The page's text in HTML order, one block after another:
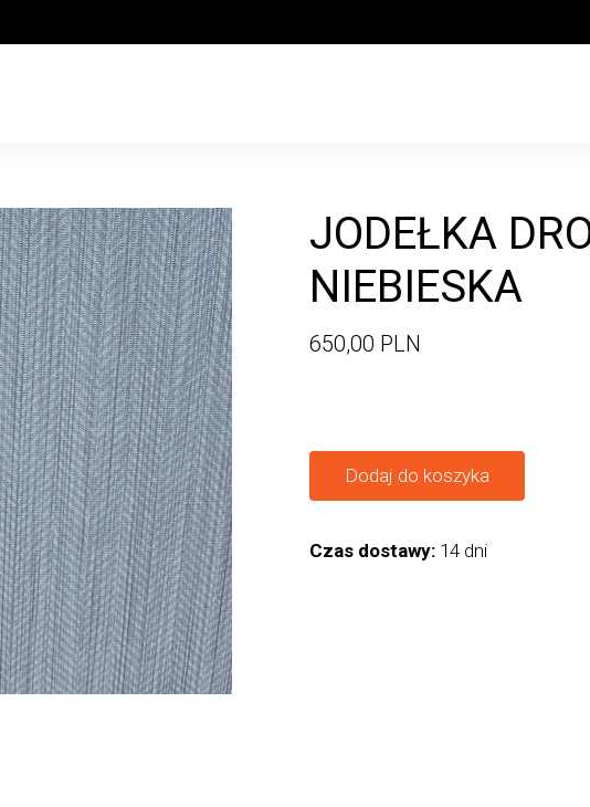
Czas dostawy: 14 dni
Dodaj do koszyka
650,00 PLN
JODEŁKA
NIEBIESKA